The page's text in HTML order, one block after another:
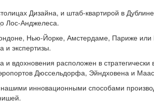
Дизайна, и штаб-квартирой в
Лос-Анджелеса.
Нью-Йорке, Амстердаме, Париже
и экспертизы.
и вдохновения расположен в
Дюссельдорфа, Эйндховена и
нашими инновационными способами
Ваше имя (обязательно)
Тема